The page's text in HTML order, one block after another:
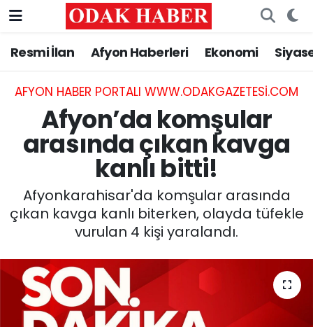
Resmi İlan Afyon Haberleri Ekonomi
AFYON HABER PORTALI WWW.ODAKGAZETESI.COM
Afyon’da komşular
arasında çıkan kavga
kanlı bitti!
Afyonkarahisar'da komşular arasında
çıkan kavga kanlı biterken, olayda tüfekle
vurulan 4 kişi yaralandı.
AFYONKARAHİSAR HABERLERİ
Resmi İlan
ASAYİŞ
SİYASET
EĞİTİM
MAGAZİN
SAĞLIK
Nöbetçi Eczaneler
Hava Durumu
Trafik Durumu
Süper Lig Puan Durumu ve Fikstür
Tüm Manşetler
Son Dakika Haberleri
Haber Arşivi